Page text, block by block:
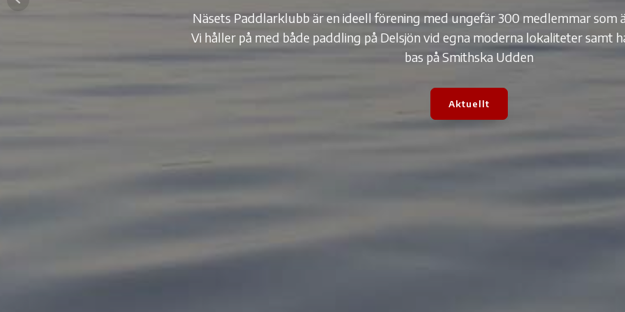
Näsets Paddlarklubb är en ideell förening med ungefär 300 medlemmar som
Vi håller på med både paddling på Delsjön vid egna moderna lokaliteter samt
bas på Smithska Udden
Aktuellt
Näsets Paddlarklubb är en ideell förening med ungefär 300 medlemmar som
Vi håller på med både paddling på Delsjön vid egna moderna lokaliteter samt
bas på Smithska Udden
Aktuellt
Näsets Paddlarklubb är en ideell förening med ungefär 300 medlemmar som
Vi håller på med både paddling på Delsjön vid egna moderna lokaliteter samt
bas på Smithska Udden
Aktuellt